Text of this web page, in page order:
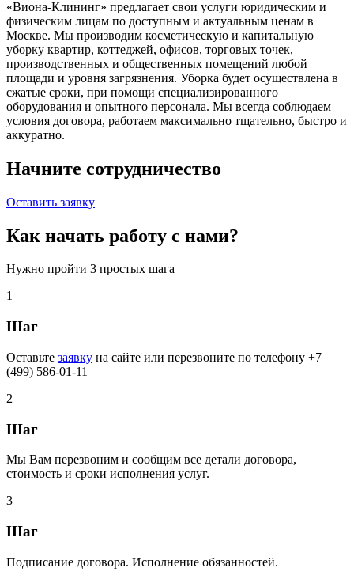
«Виона-Клининг» предлагает свои услуги юридическим и
физическим лицам по доступным и актуальным ценам в
Москве. Мы производим косметическую и капитальную
уборку квартир, коттеджей, офисов, торговых точек,
производственных и общественных помещений любой
площади и уровня загрязнения. Уборка будет осуществлена в
сжатые сроки, при помощи специализированного
оборудования и опытного персонала. Мы всегда соблюдаем
условия договора, работаем максимально тщательно, быстро и
аккуратно.
Начните сотрудничество
Оставить заявку
Как начать работу с нами?
Нужно пройти 3 простых шага
1
Шаг
Оставьте заявку на сайте или перезвоните по телефону +7
(499) 586-01-11
2
Шаг
Мы Вам перезвоним и сообщим все детали договора,
стоимость и сроки исполнения услуг.
3
Шаг
Подписание договора. Исполнение обязанностей.